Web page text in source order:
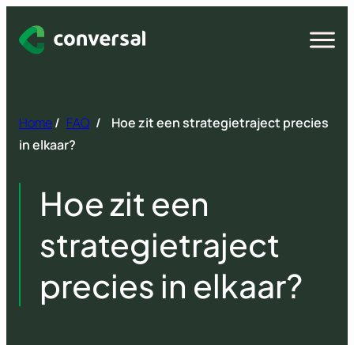
naar
Open
Home/ FAQ /
Hoe zit een strategietraject precies
in elkaar?
Hoe zit een
strategietraject
precies in elkaar?